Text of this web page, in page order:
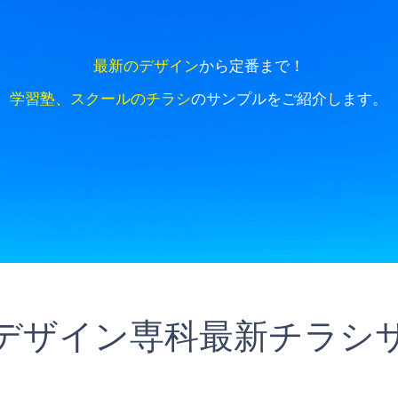
最新のデザインから定番まで！
学習塾、スクールのチラシのサンプルをご紹介します。
ザイン専科最新チラシ